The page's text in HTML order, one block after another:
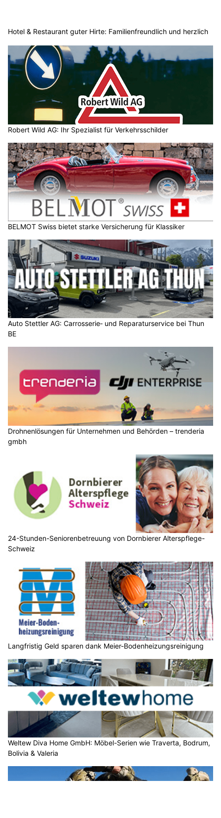
Hotel & Restaurant guter Hirte: Familienfreundlich und herzlich
Robert Wild AG: Ihr Spezialist für Verkehrsschilder
BELMOT Swiss bietet starke Versicherung für Klassiker
Auto Stettler AG: Carrosserie‑ und Reparaturservice bei Thun
BE
Drohnenlösungen für Unternehmen und Behörden – trenderia
gmbh
24-Stunden-Seniorenbetreuung von Dornbierer Alterspflege-
Schweiz
Langfristig Geld sparen dank Meier-Bodenheizungsreinigung
Weltew Diva Home GmbH: Möbel-Serien wie Traverta, Bodrum,
Bolivia & Valeria